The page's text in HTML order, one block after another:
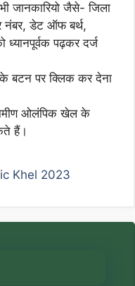
जानकारियो जैसे- जिला
नंबर, डेट ऑफ बर्थ,
ध्यानपूर्वक पढ़कर दर्ज
बटन पर क्लिक कर देना
ओलंपिक खेल के
हैं।
Khel 2023